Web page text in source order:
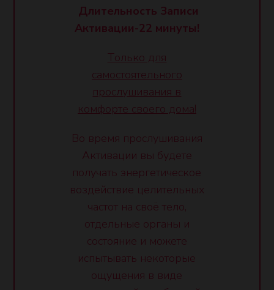
Длительность Записи
Активации-22 минуты!
Только для
самостоятельного
прослушивания в
комфорте своего дома!
Во время прослушивания
Активации вы будете
получать энергетическое
воздействие целительных
частот на своё тело,
отдельные органы и
состояние и можете
испытывать некоторые
ощущения в виде